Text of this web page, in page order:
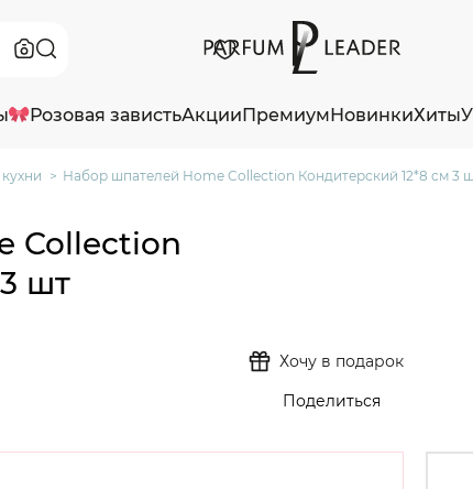
Розовая завистьАкцииПремиумНовинкиХиты
Набор шпателей Home Collection Кондитерский 12*8 см 3
Collection
шт
Хочу в подарок
Поделиться